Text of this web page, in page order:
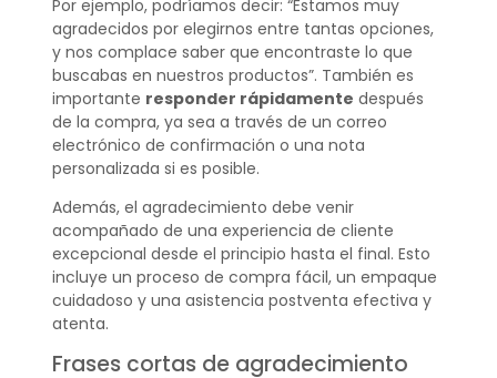
Por ejemplo, podríamos decir: “Estamos muy
agradecidos por elegirnos entre tantas opciones,
y nos complace saber que encontraste lo que
buscabas en nuestros productos”. También es
importante responder rápidamente después
de la compra, ya sea a través de un correo
electrónico de confirmación o una nota
personalizada si es posible.
Además, el agradecimiento debe venir
acompañado de una experiencia de cliente
excepcional desde el principio hasta el final. Esto
incluye un proceso de compra fácil, un empaque
cuidadoso y una asistencia postventa efectiva y
atenta.
Frases cortas de agradecimiento